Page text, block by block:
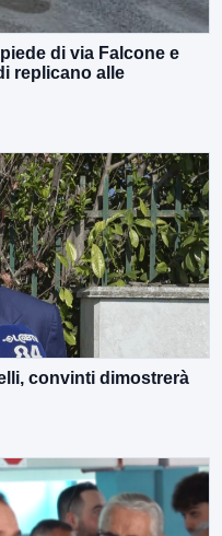
di via Falcone e
replicano alle
convinti dimostrerà